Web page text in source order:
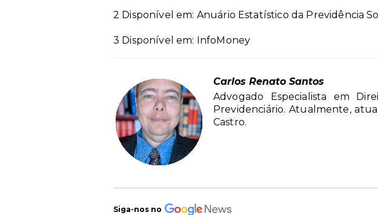
2 Disponível em: Anuário Estatístico da Previdência
3 Disponível em: InfoMoney
Carlos Renato Santos
Advogado Especialista em
Previdenciário. Atualmente,
Castro.
Siga-nos no